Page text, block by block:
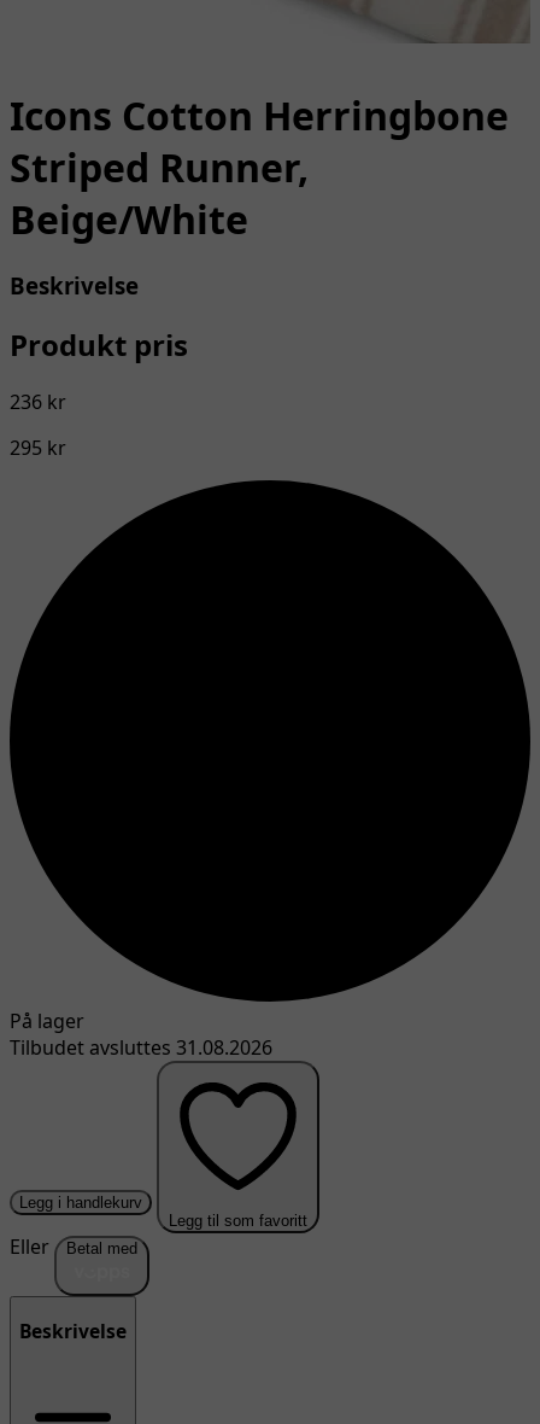
Icons Cotton Herringbone
Striped Runner,
Beige/White
Beskrivelse
Produkt pris
236 kr
295 kr
På lager
Tilbudet avsluttes 31.08.2026
Legg i handlekurv
Legg til som favoritt
Eller Betal med
Beskrivelse